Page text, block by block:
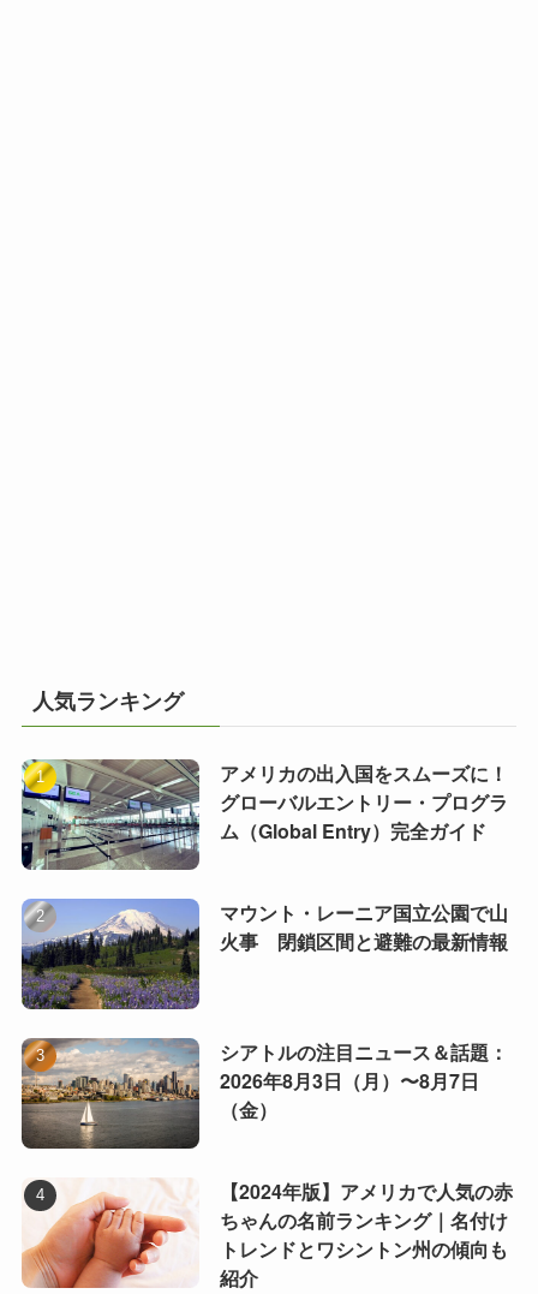
人気ランキング
アメリカの出入国をスムーズに！
グローバルエントリー・プログラ
ム（Global Entry）完全ガイド
マウント・レーニア国立公園で山
火事 閉鎖区間と避難の最新情報
シアトルの注目ニュース＆話題：
2026年8月3日（月）〜8月7日
（金）
【2024年版】アメリカで人気の赤
ちゃんの名前ランキング｜名付け
トレンドとワシントン州の傾向も
紹介